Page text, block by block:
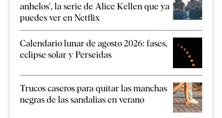
anhelos', la serie de Alice Kellen que ya
puedes ver en Netflix
Calendario lunar de agosto 2026: fases,
eclipse solar y Perseidas
Trucos caseros para quitar las manchas
negras de las sandalias en verano